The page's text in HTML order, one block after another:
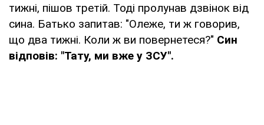
тижні, пішов третій. Тоді пролунав дзвінок від
сина. Батько запитав: "Олеже, ти ж говорив,
що два тижні. Коли ж ви повернетеся?" Син
відповів: "Тату, ми вже у ЗСУ".